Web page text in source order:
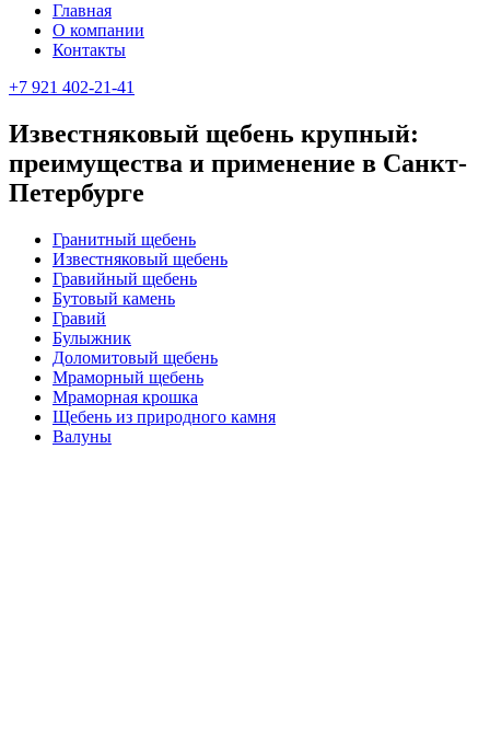
Главная
О компании
Контакты
+7 921 402-21-41
Известняковый щебень крупный:
преимущества и применение в Санкт-
Петербурге
Гранитный щебень
Известняковый щебень
Гравийный щебень
Бутовый камень
Гравий
Булыжник
Доломитовый щебень
Мраморный щебень
Мраморная крошка
Щебень из природного камня
Валуны